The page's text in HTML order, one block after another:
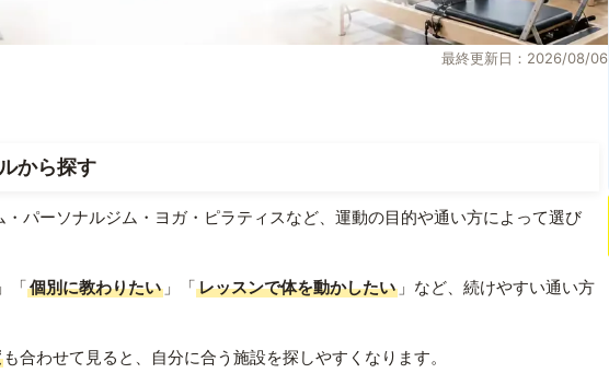
最終更新日：2026/08/06
から探す
パーソナルジム・ヨガ・ピラティスなど、運動の目的や通い方によって選び
」「個別に教わりたい 」「レッスンで体を動かしたい 」など、続けやすい通い方
も合わせて見ると、自分に合う施設を探しやすくなります。